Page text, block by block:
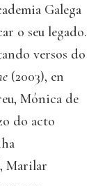
Galega
o seu legado.
versos do
(2003), en
Mónica de
do acto
Marilar